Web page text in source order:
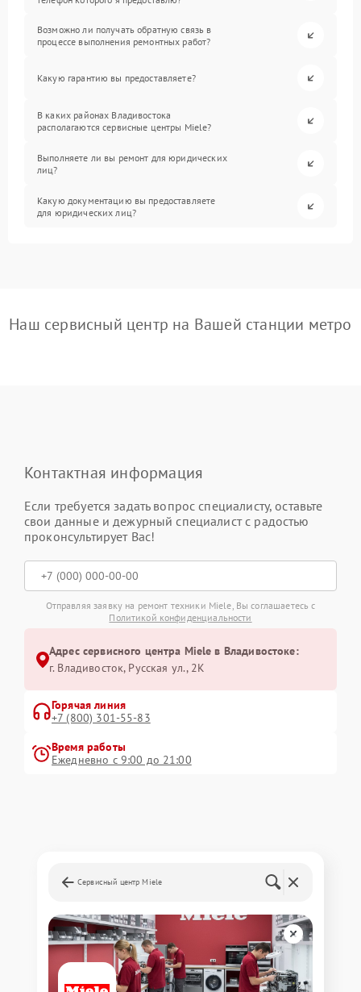
Возможно ли получать обратную связь в
процессе выполнения ремонтных работ?
Какую гарантию вы предоставляете?
В каких районах Владивостока
располагаются сервисные центры Miele?
Выполняете ли вы ремонт для юридических
лиц?
Какую документацию вы предоставляете
для юридических лиц?
Наш сервисный центр на Вашей станции метро
Контактная информация
Если требуется задать вопрос специалисту, оставьте
свои данные и дежурный специалист с радостью
проконсультирует Вас!
Отправляя заявку на ремонт техники Miele, Вы соглашаетесь с
Политикой конфиденциальности
Адрес сервисного центра Miele в Владивостоке:
г. Владивосток, Русская ул., 2К
Горячая линия
+7 (800) 301-55-83
Время работы
Ежедневно с 9:00 до 21:00
Сервисный центр Miele